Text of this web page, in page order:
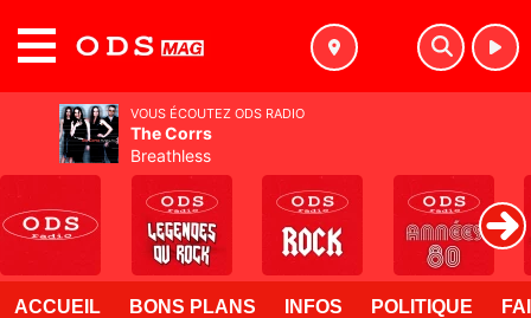
ACCUEIL BONS PLANS INFOS POLITIQUE
VOUS ÉCOUTEZ ODS RADIO
The Corrs
Breathless